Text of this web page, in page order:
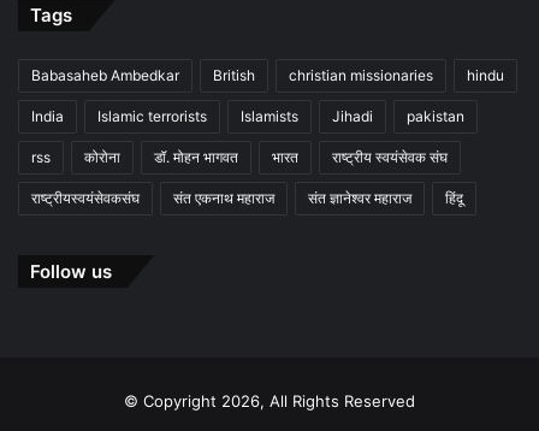
Tags
Babasaheb Ambedkar British christian missionaries hindu
India Islamic terrorists Islamists Jihadi pakistan
rss कोरोना डॉ. मोहन भागवत भारत राष्ट्रीय स्वयंसेवक संघ
राष्ट्रीयस्वयंसेवकसंघ संत एकनाथ महाराज संत ज्ञानेश्वर महाराज हिंदू
Follow us
© Copyright 2026, All Rights Reserved